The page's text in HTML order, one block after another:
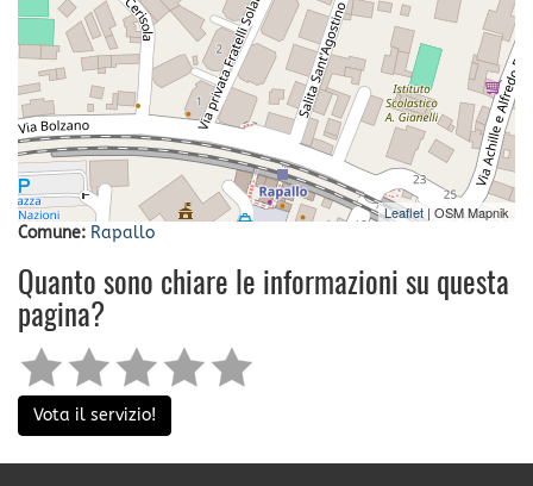
Leaflet | OSM Mapnik
Comune: Rapallo
Quanto sono chiare le informazioni su questa
pagina?
Vota il servizio!